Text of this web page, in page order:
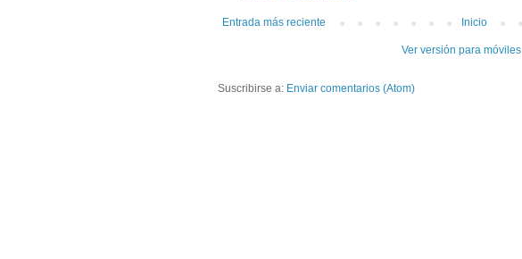
Entrada más reciente Inicio
Ver versión para móviles
Suscribirse a: Enviar comentarios (Atom)